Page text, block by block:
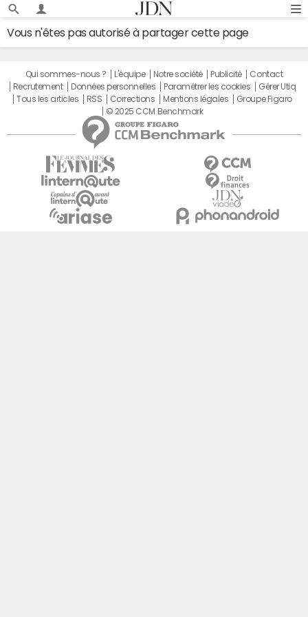
Vous n'êtes pas autorisé à partager cette page
Qui sommes-nous ? L'équipe Notre société Publicité
Contact
Recrutement
Données personnelles Paramétrer les cookies
Gérer Utiq
Tous les articles
RSS Corrections Mentions légales
Groupe Figaro
© 2025 CCM Benchmark